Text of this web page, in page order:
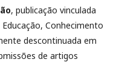
, publicação vinculada
Conhecimento
descontinuada em
de artigos